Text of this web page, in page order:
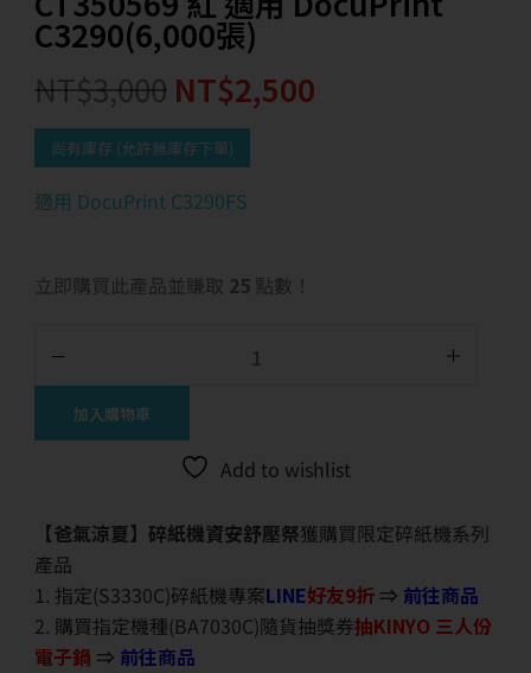
C3290(6,000張)
NT$3,000 NT$2,500
尚有庫存 (允許無庫存下單)
適用 DocuPrint C3290FS
立即購買此產品並賺取 25 點數！
加入購物車
Add to wishlist
【爸氣涼夏】碎紙機資安舒壓祭獲購買限定碎紙機系列
產品
1. 指定(S3330C)碎紙機專案LINE好友9折 ⇒ 前往商品
2. 購買指定機種(BA7030C)隨貨抽獎券抽KINYO 三人份
電子鍋 ⇒ 前往商品